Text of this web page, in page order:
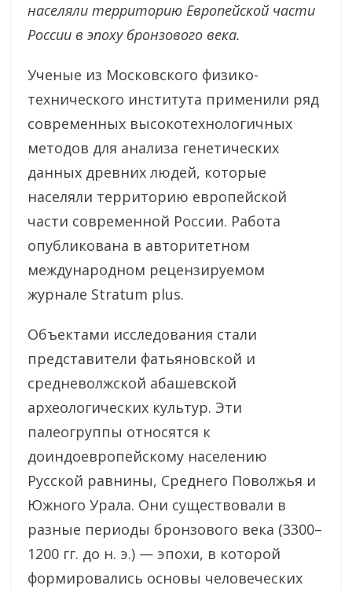
населяли территорию Европейской части
России в эпоху бронзового века.
Ученые из Московского физико-
технического института применили ряд
современных высокотехнологичных
методов для анализа генетических
данных древних людей, которые
населяли территорию европейской
части современной России. Работа
опубликована в авторитетном
международном рецензируемом
журнале Stratum plus.
Объектами исследования стали
представители фатьяновской и
средневолжской абашевской
археологических культур. Эти
палеогруппы относятся к
доиндоевропейскому населению
Русской равнины, Среднего Поволжья и
Южного Урала. Они существовали в
разные периоды бронзового века (3300–
1200 гг. до н. э.) — эпохи, в которой
формировались основы человеческих